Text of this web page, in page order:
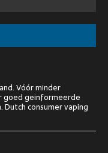
Vóór minder
goed geinformeerde
consumer vaping